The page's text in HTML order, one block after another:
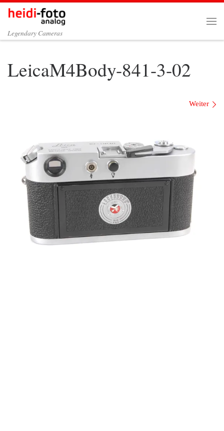
Zum Inhalt springen
Legendary Cameras
LeicaM4Body-841-3-02
Weiter